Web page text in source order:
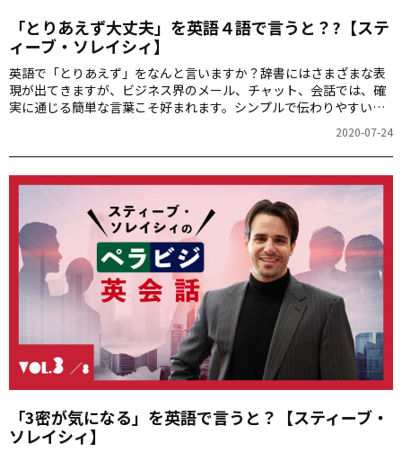
「とりあえず大丈夫」を英語４語で言うと？?【ステ
ィーブ・ソレイシィ】
英語で「とりあえず」をなんと言いますか？辞書にはさまざまな表
現が出てきますが、ビジネス界のメール、チャット、会話では、確
実に通じる簡単な言葉こそ好まれます。シンプルで伝わりやすい言
2020-07-24
「3密が気になる」を英語で言うと？【スティーブ・
ソレイシィ】